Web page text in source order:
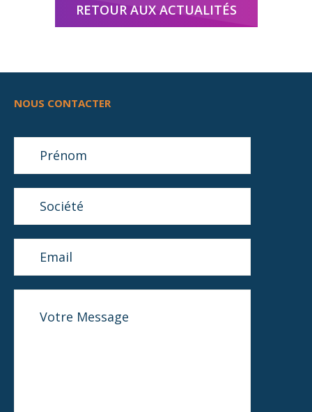
RETOUR AUX ACTUALITÉS
NOUS CONTACTER